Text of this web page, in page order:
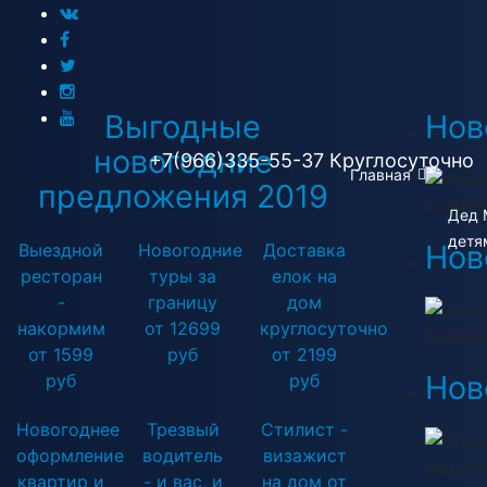
+7(966)335-55-37Круглосуточно
Главная
Дед
Выгодные
новогодние
предложения 2019
Выездной
ресторан
-
накормим
от 1599
руб
Новогодние
туры за
границу
от 12699
руб
Доставка
елок на
дом
круглосуточно
от 2199
руб
Новогоднее
оформление
квартир и
Трезвый
водитель
- и вас, и
Стилист -
визажист
на дом от